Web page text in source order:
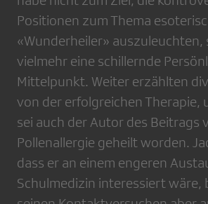
Positionen zum Thema
«Wunderheiler» auszuleuchten,
vielmehr eine schillernde
Mittelpunkt. Weiter erzählten
von der erfolgreichen Therapie,
sei auch der Autor des Beitrags
Pollenallergie geheilt worden.
dass er an einem engeren
Schulmedizin interessiert wäre,